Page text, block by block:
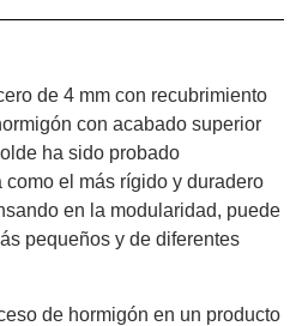
de 4 mm con recubrimiento
con acabado superior
ha sido probado
el más rígido y duradero
en la modularidad, puede
pequeños y de diferentes
de hormigón en un producto